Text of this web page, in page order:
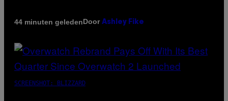
44 minuten geledenDoor Ashley Fike
SCREENSHOT: BLIZZARD